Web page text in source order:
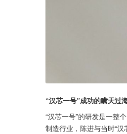
“汉芯一号”成功的瞒天过
“汉芯一号”的研发是一整
制造行业，陈进与当时“